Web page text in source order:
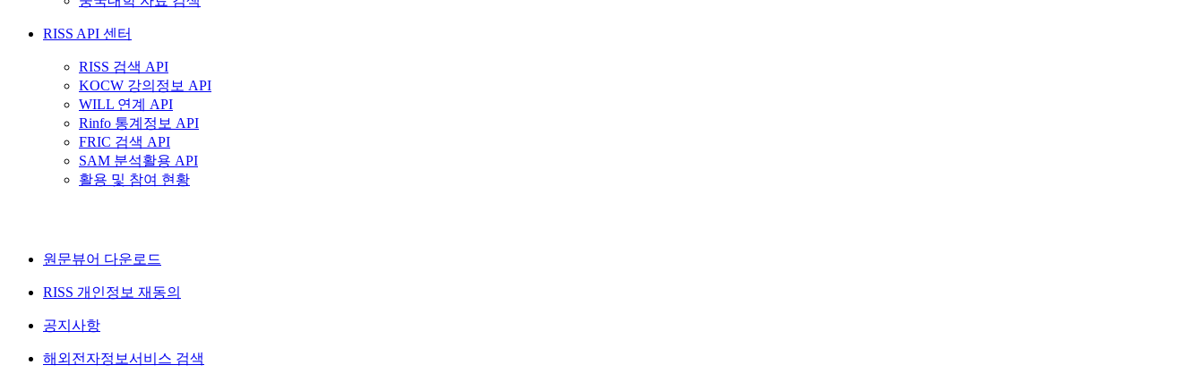
RISS API 센터
RISS 검색 API
KOCW 강의정보 API
WILL 연계 API
Rinfo 통계정보 API
FRIC 검색 API
SAM 분석활용 API
활용 및 참여 현황
원문뷰어 다운로드
RISS 개인정보 재동의
공지사항
해외전자정보서비스 검색